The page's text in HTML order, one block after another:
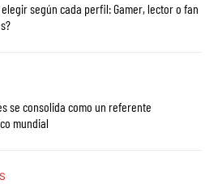
elegir según cada perfil: Gamer, lector o fan
se consolida como un referente
mundial